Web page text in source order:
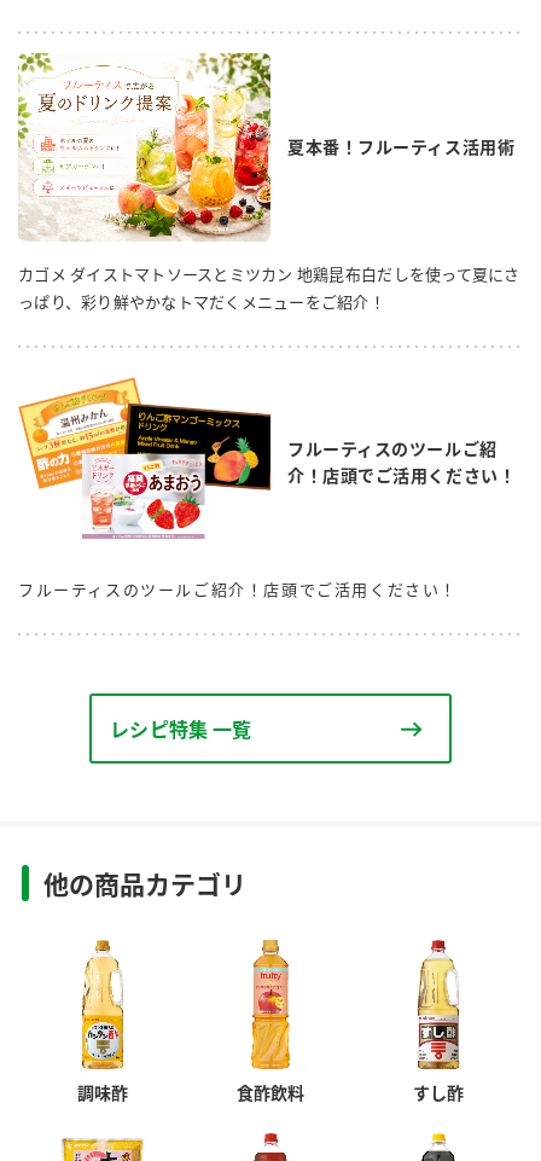
夏本番！フルーティス活用術
カゴメ ダイストマトソースとミツカン 地鶏昆布白だしを使って夏にさ
っぱり、彩り鮮やかなトマだくメニューをご紹介！
フルーティスのツールご紹
介！店頭でご活用ください！
フルーティスのツールご紹介！店頭でご活用ください！
レシピ特集 一覧
他の商品カテゴリ
調味酢 食酢飲料 すし酢